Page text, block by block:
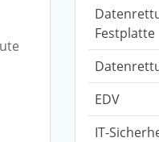
Festplatte
EDV
IT-